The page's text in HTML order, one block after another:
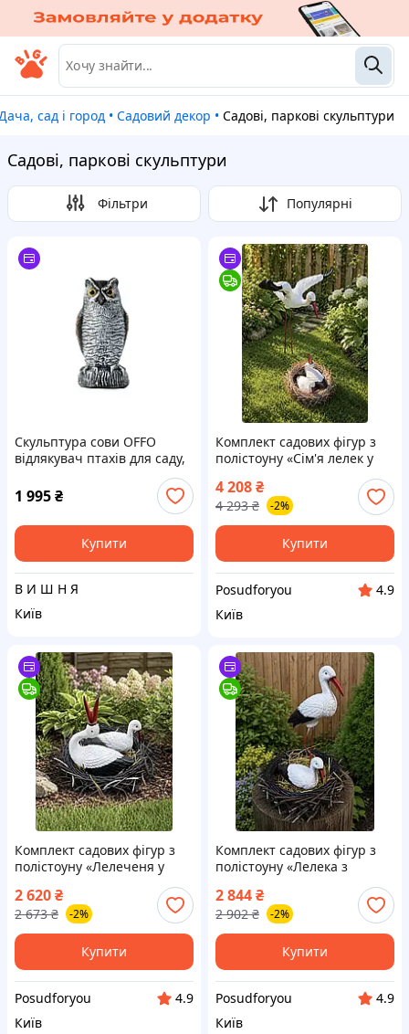
Дача, сад і город • Садовий декор • Садові, паркові скульптури
Садові, паркові скульптури
Фільтри Популярні
Скульптура сови OFFO
відлякувач птахів для саду,
1 995₴
Купити
В И Ш Н Я
Київ
Комплект садових фігур з
полістоуну «Сім'я лелек у
світлому гнізді» 4 предмети,
лелека крилата 100×70×58
см, лелеченя 70 см, лелек
4 208₴
4 293 ₴ -2%
Купити
Posudforyou
4.9
Київ
Комплект садових фігур з
полістоуну «Лелеченя у
предмети, лелеченя 70 см,
лелека для гнізда 19 см,
гніздо 7
2 620₴
2 673 ₴ -2%
Купити
Posudforyou
4.9
Київ
Комплект садових фігур з
полістоуну «Лелека з
лелеченям у коричневому
гнізді» 3 предмети, лелека
47 см, лелеченя 19 см,
гніздо 8 л
2 844₴
2 902 ₴ -2%
Купити
Posudforyou
4.9
Київ